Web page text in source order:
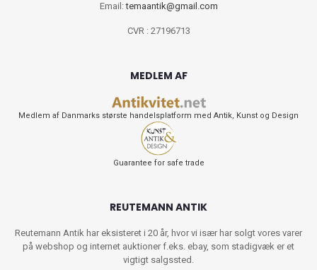
Email:temaantik@gmail.com
CVR : 27196713
MEDLEM AF
Medlem af Danmarks største handelsplatform med Antik, Kunst og Design
Guarantee for safe trade
REUTEMANN ANTIK
Reutemann Antik har eksisteret i 20 år, hvor vi især har solgt vores varer
på webshop og internet auktioner f.eks. ebay, som stadigvæk er et
vigtigt salgssted.